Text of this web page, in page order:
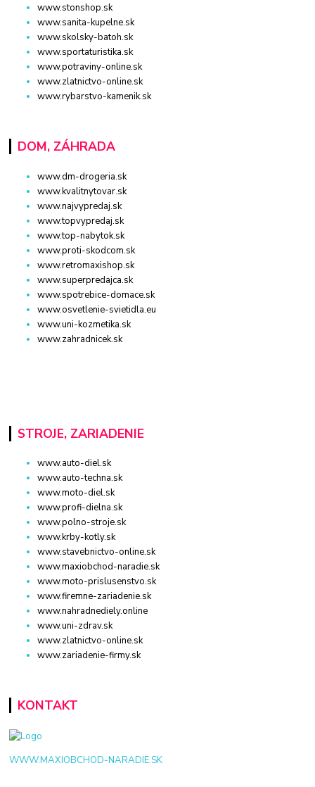
www.stonshop.sk
www.sanita-kupelne.sk
www.skolsky-batoh.sk
www.sportaturistika.sk
www.potraviny-online.sk
www.zlatnictvo-online.sk
www.rybarstvo-kamenik.sk
DOM, ZÁHRADA
www.dm-drogeria.sk
www.kvalitnytovar.sk
www.najvypredaj.sk
www.topvypredaj.sk
www.top-nabytok.sk
www.proti-skodcom.sk
www.retromaxishop.sk
www.superpredajca.sk
www.spotrebice-domace.sk
www.osvetlenie-svietidla.eu
www.uni-kozmetika.sk
www.zahradnicek.sk
STROJE, ZARIADENIE
www.auto-diel.sk
www.auto-techna.sk
www.moto-diel.sk
www.profi-dielna.sk
www.polno-stroje.sk
www.krby-kotly.sk
www.stavebnictvo-online.sk
www.maxiobchod-naradie.sk
www.moto-prislusenstvo.sk
www.firemne-zariadenie.sk
www.nahradnediely.online
www.uni-zdrav.sk
www.zlatnictvo-online.sk
www.zariadenie-firmy.sk
KONTAKT
WWW.MAXIOBCHOD-NARADIE.SK